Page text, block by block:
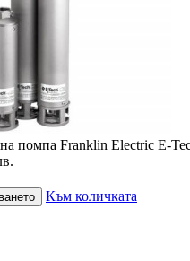
помпа Franklin Electric E-
Към количката